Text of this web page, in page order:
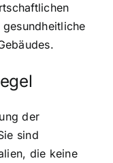
der
sind
die keine